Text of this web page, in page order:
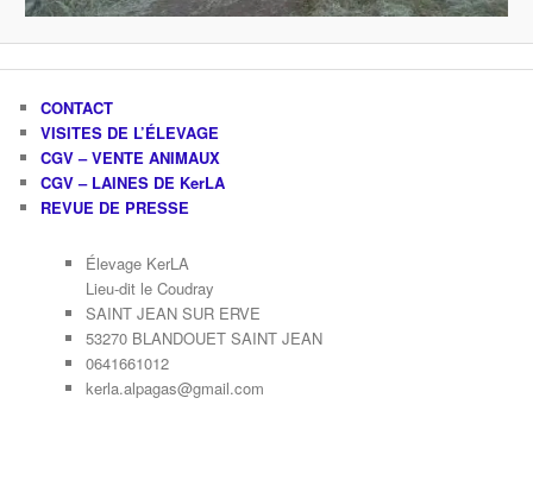
CONTACT
VISITES DE L’ÉLEVAGE
CGV – VENTE ANIMAUX
CGV – LAINES DE KerLA
REVUE DE PRESSE
Élevage KerLA
Lieu-dit le Coudray
SAINT JEAN SUR ERVE
53270 BLANDOUET SAINT JEAN
0641661012
kerla.alpagas@gmail.com